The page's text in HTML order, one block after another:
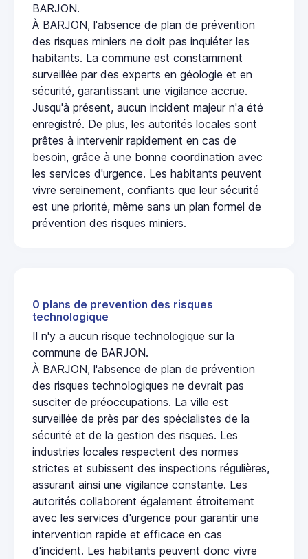
BARJON.
À BARJON, l'absence de plan de prévention
des risques miniers ne doit pas inquiéter les
habitants. La commune est constamment
surveillée par des experts en géologie et en
sécurité, garantissant une vigilance accrue.
Jusqu'à présent, aucun incident majeur n'a été
enregistré. De plus, les autorités locales sont
prêtes à intervenir rapidement en cas de
besoin, grâce à une bonne coordination avec
les services d'urgence. Les habitants peuvent
vivre sereinement, confiants que leur sécurité
est une priorité, même sans un plan formel de
prévention des risques miniers.
0 plans de prevention des risques
technologique
Il n'y a aucun risque technologique sur la
commune de BARJON.
À BARJON, l'absence de plan de prévention
des risques technologiques ne devrait pas
susciter de préoccupations. La ville est
surveillée de près par des spécialistes de la
sécurité et de la gestion des risques. Les
industries locales respectent des normes
strictes et subissent des inspections régulières,
assurant ainsi une vigilance constante. Les
autorités collaborent également étroitement
avec les services d'urgence pour garantir une
intervention rapide et efficace en cas
d'incident. Les habitants peuvent donc vivre